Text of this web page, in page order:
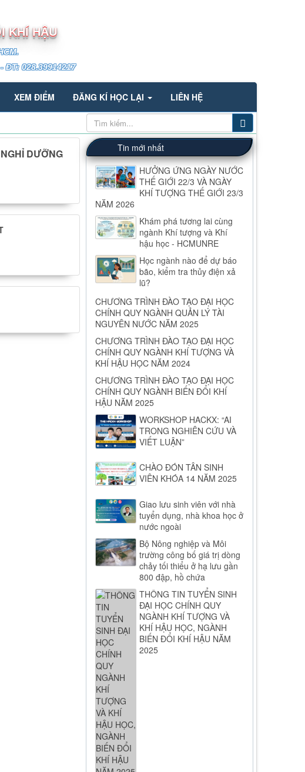
KHÍ HẬU
ĐT: 028.39914217
XEM ĐIỂM ĐĂNG KÍ HỌC LẠI LIÊN HỆ
DƯỠNG
Tin mới nhất
HƯỞNG ỨNG NGÀY NƯỚC
THẾ GIỚI 22/3 VÀ NGÀY
KHÍ TƯỢNG THẾ GIỚI 23/3
NĂM 2026
Khám phá tương lai cùng
ngành Khí tượng và Khí
hậu học - HCMUNRE
Học ngành nào để dự báo
bão, kiểm tra thủy điện xả
lũ?
CHƯƠNG TRÌNH ĐÀO TẠO ĐẠI HỌC
CHÍNH QUY NGÀNH QUẢN LÝ TÀI
NGUYÊN NƯỚC NĂM 2025
CHƯƠNG TRÌNH ĐÀO TẠO ĐẠI HỌC
CHÍNH QUY NGÀNH KHÍ TƯỢNG VÀ
KHÍ HẬU HỌC NĂM 2024
CHƯƠNG TRÌNH ĐÀO TẠO ĐẠI HỌC
CHÍNH QUY NGÀNH BIẾN ĐỔI KHÍ
HẬU NĂM 2025
WORKSHOP HACKX: “AI
TRONG NGHIÊN CỨU VÀ
VIẾT LUẬN”
CHÀO ĐÓN TÂN SINH
VIÊN KHÓA 14 NĂM 2025
Giao lưu sinh viên với nhà
tuyển dụng, nhà khoa học ở
nước ngoài
Bộ Nông nghiệp và Môi
trường công bố giá trị dòng
chảy tối thiểu ở hạ lưu gần
800 đập, hồ chứa
THÔNG TIN TUYỂN SINH
ĐẠI HỌC CHÍNH QUY
NGÀNH KHÍ TƯỢNG VÀ
KHÍ HẬU HỌC, NGÀNH
BIẾN ĐỔI KHÍ HẬU NĂM
2025